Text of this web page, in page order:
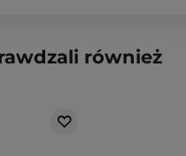
również